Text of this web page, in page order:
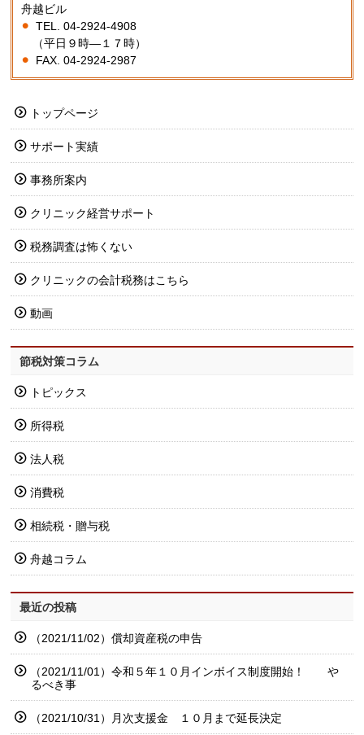
舟越ビル
TEL. 04-2924-4908
（平日９時―１７時）
FAX. 04-2924-2987
トップページ
サポート実績
事務所案内
クリニック経営サポート
税務調査は怖くない
クリニックの会計税務はこちら
動画
節税対策コラム
トピックス
所得税
法人税
消費税
相続税・贈与税
舟越コラム
最近の投稿
（2021/11/02）償却資産税の申告
（2021/11/01）令和５年１０月インボイス制度開始！ や
るべき事
（2021/10/31）月次支援金 １０月まで延長決定